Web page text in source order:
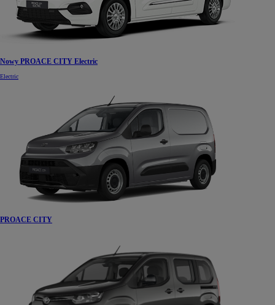
Nowy PROACE CITY Electric
Electric
PROACE CITY